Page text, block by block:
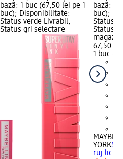
bază: 1 buc (67,50 lei pe 1
buc); Disponibilitate:
Status verde Livrabil,
Status gri selectare
bază: 1
buc);
Status
Status
67,50 lei
1 buc
YORK
ruj